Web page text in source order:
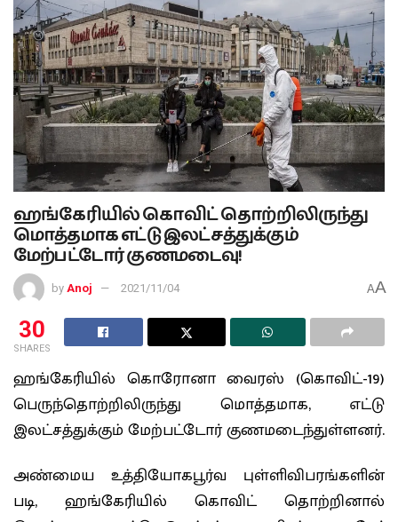
ஹங்கேரியில் கொவிட் தொற்றிலிருந்து
மொத்தமாக எட்டு இலட்சத்துக்கும்
மேற்பட்டோர் குணமடைவு!
by Anoj 2021/11/04 AA
30
SHARES
ஹங்கேரியில் கொரோனா வைரஸ் (கொவிட்-19)
பெருந்தொற்றிலிருந்து மொத்தமாக, எட்டு
இலட்சத்துக்கும் மேற்பட்டோர் குணமடைந்துள்ளனர்.
அண்மைய உத்தியோகபூர்வ புள்ளிவிபரங்களின்
படி, ஹங்கேரியில் கொவிட் தொற்றினால்